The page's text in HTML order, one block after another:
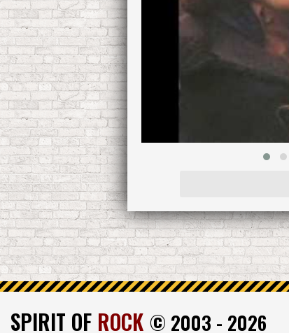
SPIRIT OF ROCK © 2003 - 2026